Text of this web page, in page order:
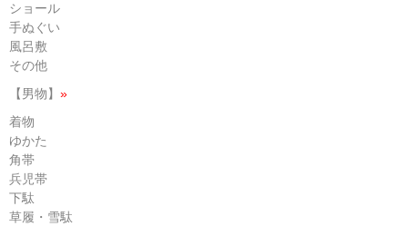
ショール
手ぬぐい
風呂敷
その他
【男物】 »
着物
ゆかた
角帯
兵児帯
下駄
草履・雪駄